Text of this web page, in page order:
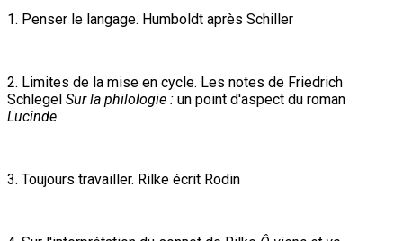
1. Penser le langage. Humboldt après Schiller
2. Limites de la mise en cycle. Les notes de Friedrich
Schlegel Sur la philologie : un point d'aspect du roman
Lucinde
3. Toujours travailler. Rilke écrit Rodin